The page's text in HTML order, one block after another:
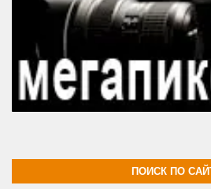
ПОИСК ПО